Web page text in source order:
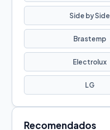
Side by Side
Brastemp
Electrolux
LG
Recomendados